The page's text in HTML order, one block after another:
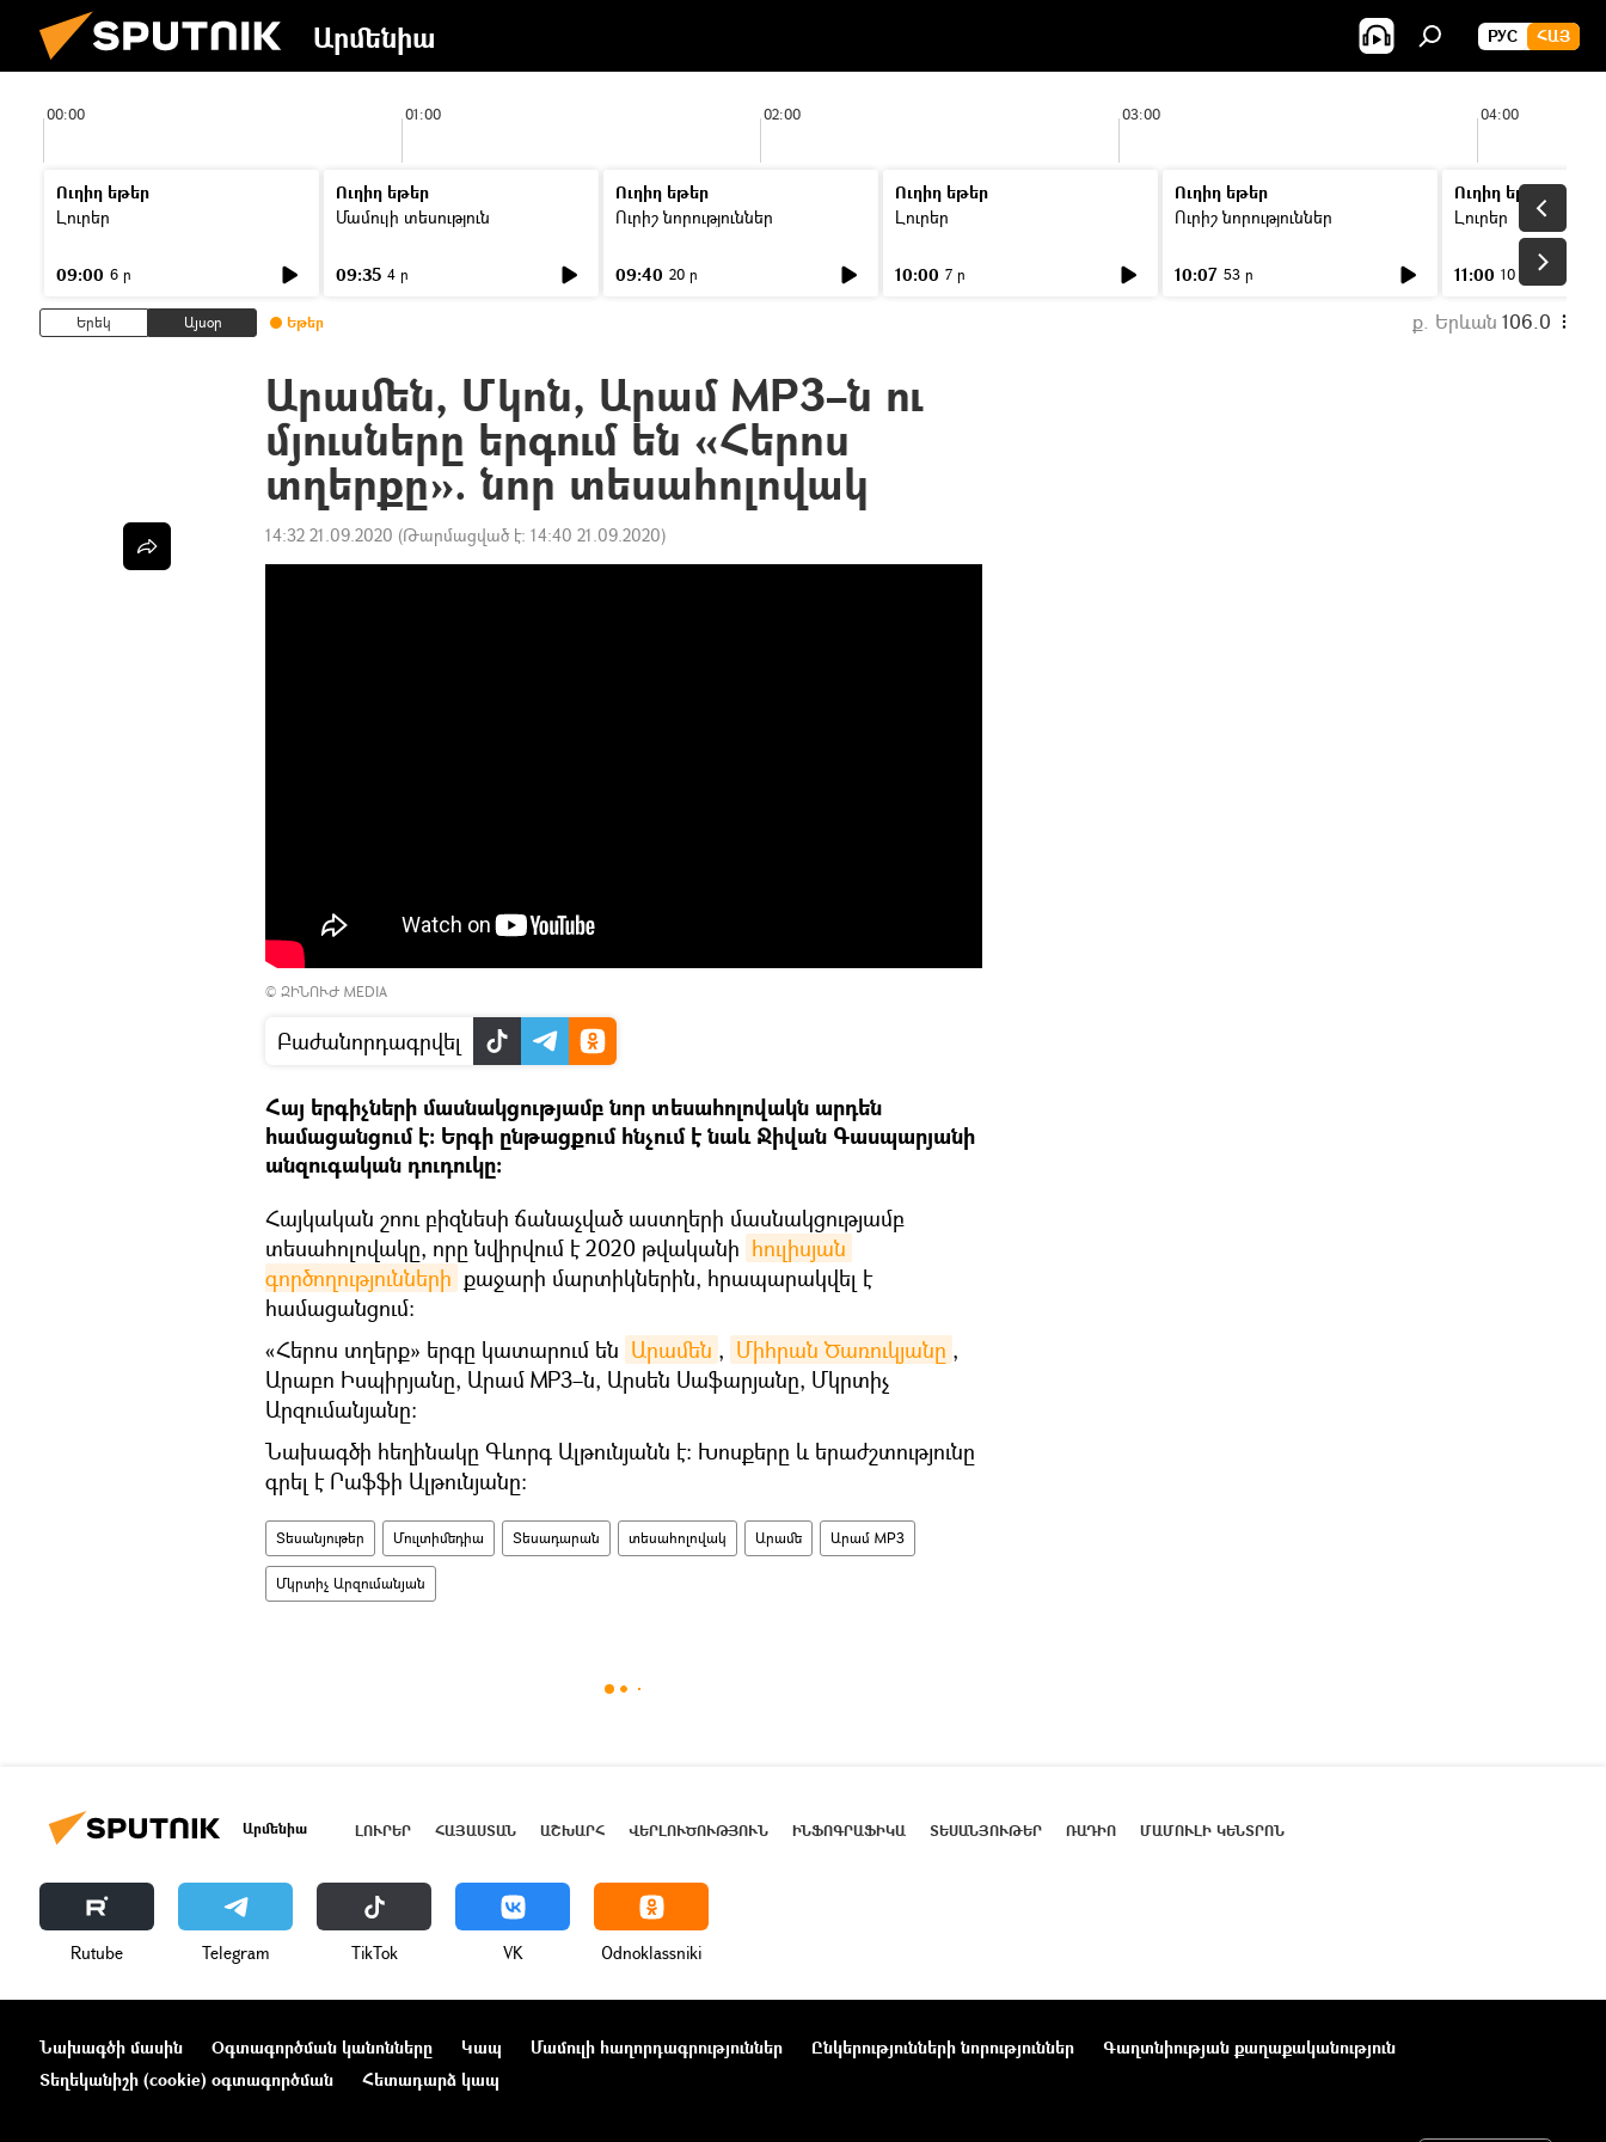
Արմենիա РУС ՀԱՅ
00:00 01:00 02:00 03:00 04:00
Ուղիղ եթեր
Լուրեր
09:00 6 ր
Ուղիղ եթեր
Մամուլի տեսություն
09:35 4 ր
Ուղիղ եթեր
Ուրիշ նորություններ
09:40 20 ր
Ուղիղ եթեր
Լուրեր
10:00 7 ր
Ուղիղ եթեր
Ուրիշ նորություններ
10:07 53 ր
Ուղիղ եթեր
Լուրեր
11:00 10 ր
Երեկ Այսօր Եթեր ք. Երևան 106.0
Արամեն, Մկոն, Արամ MP3–ն ու
մյուսները երգում են «Հերոս
տղերքը». նոր տեսահոլովակ
14:32 21.09.2020 (Թարմացված է: 14:40 21.09.2020)
© ԶԻՆՈՒԺ MEDIA
Բաժանորդագրվել
Հայ երգիչների մասնակցությամբ նոր տեսահոլովակն արդեն
համացանցում է։ Երգի ընթացքում հնչում է նաև Ջիվան Գասպարյանի
անզուգական դուդուկը։
Հայկական շոու բիզնեսի ճանաչված աստղերի մասնակցությամբ
տեսահոլովակը, որը նվիրվում է 2020 թվականի հուլիսյան
գործողությունների քաջարի մարտիկներին, հրապարակվել է
համացանցում։
«Հերոս տղերք» երգը կատարում են Արամեն , Միհրան Ծառուկյանը ,
Արաբո Իսպիրյանը, Արամ MP3–ն, Արսեն Սաֆարյանը, Մկրտիչ
Արզումանյանը։
Նախագծի հեղինակը Գևորգ Ալթունյանն է։ Խոսքերը և երաժշտությունը
գրել է Րաֆֆի Ալթունյանը։
Տեսանյութեր Մուլտիմեդիա Տեսադարան տեսահոլովակ Արամե Արամ MP3
Մկրտիչ Արզումանյան
Արմենիա ԼՈՒՐԵՐ ՀԱՅԱՍՏԱՆ ԱՇԽԱՐՀ ՎԵՐԼՈՒԾՈՒԹՅՈՒՆ ԻՆՖՈԳՐԱՖԻԿԱ ՏԵՍԱՆՅՈՒԹԵՐ ՌԱԴԻՈ ՄԱՄՈՒԼԻ ԿԵՆՏՐՈՆ
Rutube Telegram ТikТоk VK Odnoklassniki
Նախագծի մասին Օգտագործման կանոնները Կապ Մամուլի հաղորդագրություններ Ընկերությունների նորություններ
Գաղտնիության քաղաքականություն
Տեղեկանիշի (cookie) օգտագործման
Հետադարձ կապ